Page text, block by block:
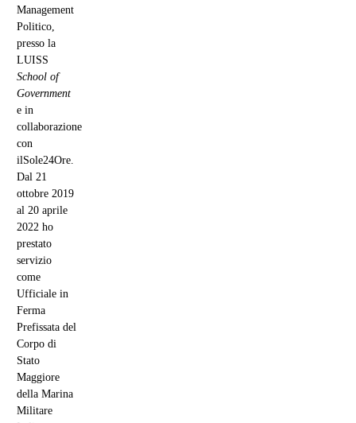
Management
Politico,
presso la
LUISS
School of
Government
e in
collaborazione
con
ilSole24Ore.
Dal 21
ottobre 2019
al 20 aprile
2022 ho
prestato
servizio
come
Ufficiale in
Ferma
Prefissata del
Corpo di
Stato
Maggiore
della Marina
Militare